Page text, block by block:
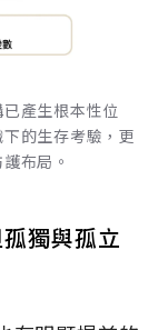
產生根本性位
的生存考驗，更
布局。
獨與孤立